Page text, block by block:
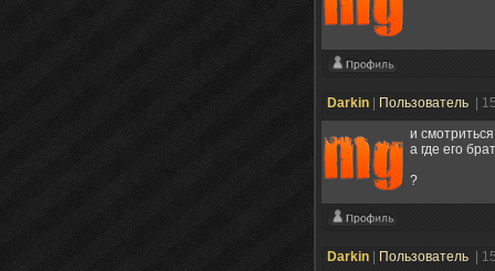
Darkin Пользователь
|
и
а где его
?
Darkin Пользователь
|